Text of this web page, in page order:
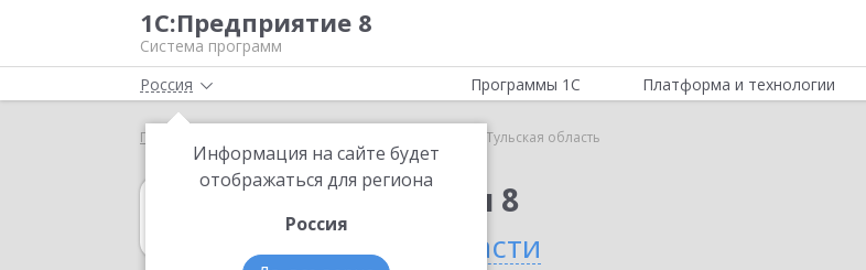
1С:Предприятие 8
Система программ
Россия
Информация на сайте будет
отображаться для региона
Россия
Программы 1С Платформа и технологии
Главная Тульская область
1С:Бухгалтерия 8
в Тульской области